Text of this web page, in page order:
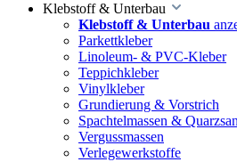
Klebstoff & Unterbau
Klebstoff & Unterbau
Parkettkleber
Linoleum- & PVC-Kleber
Teppichkleber
Vinylkleber
Grundierung & Vorstrich
Spachtelmassen &
Vergussmassen
Verlegewerkstoffe